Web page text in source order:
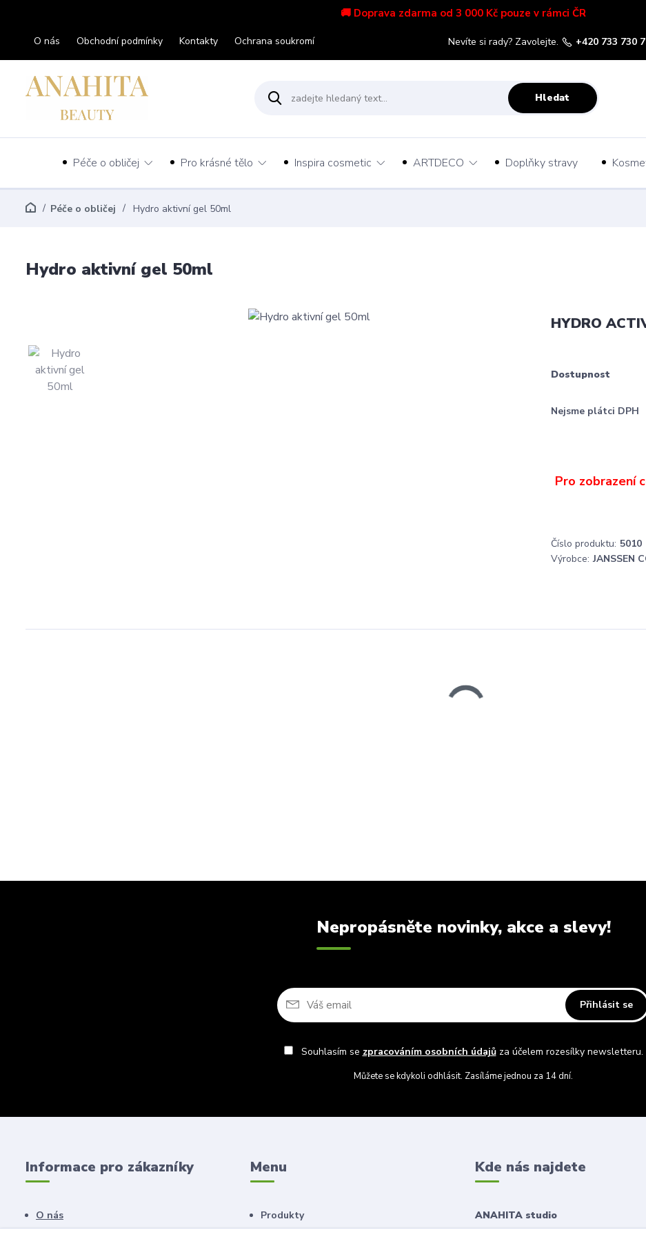
🚚 Doprava zdarma od 3 000 Kč pouze v rámci ČR
O nás Obchodní podmínky Kontakty Ochrana soukromí
Hledat
Nevíte si rady? Zavolejte. +420 733 730
Péče o obličej Pro krásné tělo Inspira cosmetic ARTDECO Doplňky stravy
Péče o obličej Hydro aktivní gel 50ml
Hydro aktivní gel 50ml
HYDRO
Dostupnost
Nejsme plátci DPH
Číslo produktu: 5010
Výrobce: JANSSEN
Nepropásněte novinky, akce a slevy!
Přihlásit se
Souhlasím se zpracováním osobních údajůza účelem rozesílky newsletteru.
Můžete se kdykoli odhlásit. Zasíláme jednou za 14 dní.
Informace pro zákazníky
O nás
Menu
Produkty
Kde nás najdete
ANAHITA studio